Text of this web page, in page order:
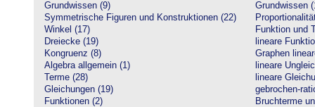
Grundwissen (9)
Symmetrische Figuren und Konstruktionen (22)
Winkel (17)
Dreiecke (19)
Kongruenz (8)
Algebra allgemein (1)
Terme (28)
Gleichungen (19)
Funktionen (2)
Grundwissen
Funktion und
lineare
Graphen
lineare
lineare
gebrochen-
Bruchterme